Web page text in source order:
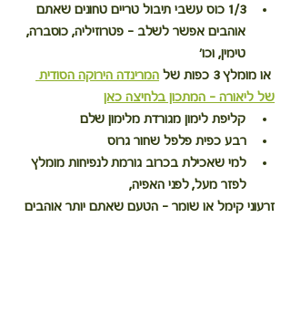
1/3 כוס עשבי תיבול טריים טחונים שאתם
אוהבים אפשר לשלב - פטרוזיליה, כוסברה,
טימין, וכו'
המרינדה הירוקה הסודית
של ליאורה - המתכון בלחיצה כאן
קליפת לימון מגורדת מלימון שלם
רבע כפית פלפל שחור גרוס
למי שאכילת בכרוב גורמת לנפיחות מומלץ
לפזר מעל, לפני האפיה,
זרעוני קימל או שומר - הטעם שאתם יותר אוהבים